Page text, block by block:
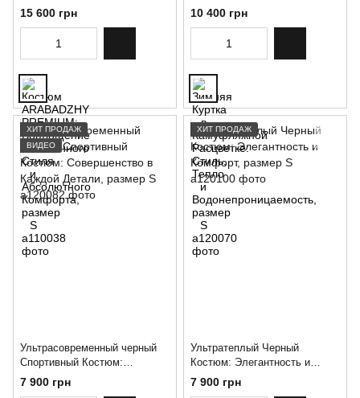
Изысканного Стиля и
Абсолютного Комфорта,
15 600 грн
Стиль, Тепло и
Водонепроницаемость,
10 400 грн
ХИТ ПРОДАЖ
ВИДЕО
Ультрасовременный черный
Спортивный Костюм:
Совершенство в Каждой
Детали, размер S
7 900 грн
ХИТ ПРОДАЖ
Ультратеплый Черный
Костюм: Элегантность и
Комфорт, размер S
7 900 грн